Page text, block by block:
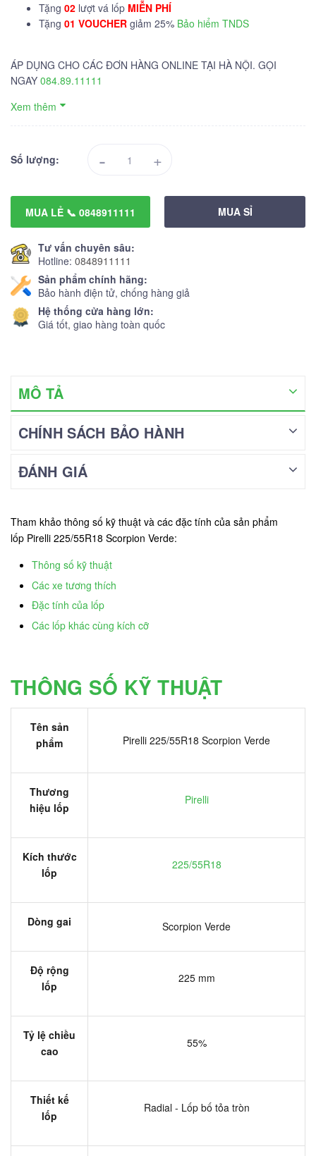
Tặng 02 lượt vá lốp MIỄN PHÍ
Tặng 01 VOUCHER giảm 25% Bảo hiểm TNDS
ÁP DỤNG CHO CÁC ĐƠN HÀNG ONLINE TẠI HÀ NỘI. GỌI
NGAY 084.89.11111
Xem thêm
Số lượng: - +
MUA LẺ 📞 0848911111 MUA SỈ
Tư vấn chuyên sâu:
Hotline: 0848911111
Sản phẩm chính hãng:
Bảo hành điện tử, chống hàng giả
Hệ thống cửa hàng lớn:
Giá tốt, giao hàng toàn quốc
MÔ TẢ
CHÍNH SÁCH BẢO HÀNH
ĐÁNH GIÁ
Tham khảo thông số kỹ thuật và các đặc tính của sản phẩm
lốp Pirelli 225/55R18 Scorpion Verde:
Thông số kỹ thuật
Các xe tương thích
Đặc tính của lốp
Các lốp khác cùng kích cỡ
THÔNG SỐ KỸ THUẬT
Tên sản
phẩm
Pirelli 225/55R18 Scorpion Verde
Thương
hiệu lốp
Pirelli
Kích thước
lốp
225/55R18
Dòng gai Scorpion Verde
Độ rộng
lốp
225 mm
Tỷ lệ chiều
cao
55%
Thiết kế
lốp
Radial - Lốp bố tỏa tròn